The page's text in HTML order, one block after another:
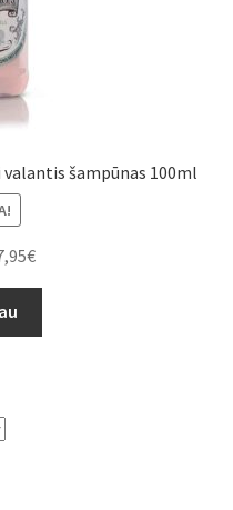
šampūnas 100ml
€